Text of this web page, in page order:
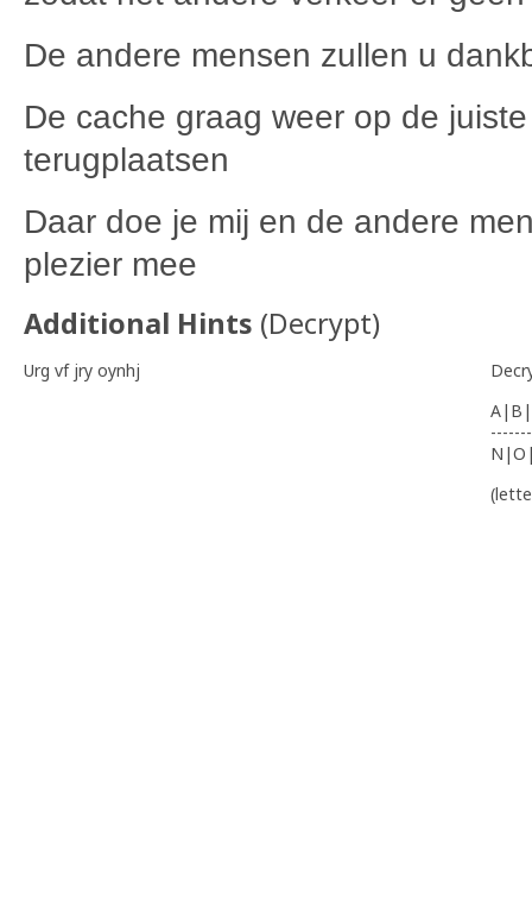
De andere mensen zullen u
De cache graag weer op de
terugplaatsen
Daar doe je mij en de andere
plezier mee
Additional Hints (Decrypt)
Urg vf jry oynhj